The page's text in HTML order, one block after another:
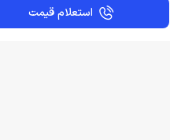
استعلام قیمت